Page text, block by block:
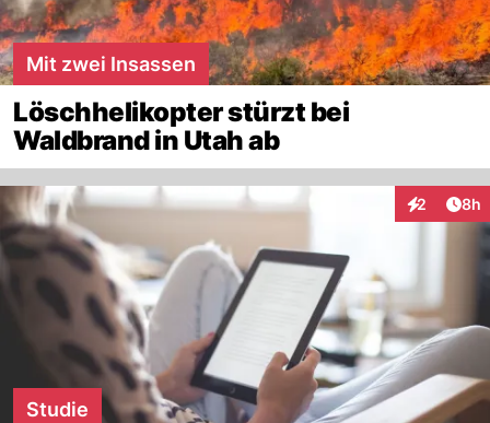
Mit zwei Insassen
Löschhelikopter stürzt bei
Waldbrand in Utah ab
2 8h
Studie